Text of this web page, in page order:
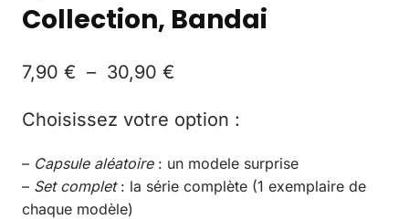
Collection, Bandai
7,90 € – 30,90 €
Choisissez votre option :
– Capsule aléatoire: un modele surprise
– Set complet: la série complète (1 exemplaire de
chaque modèle)